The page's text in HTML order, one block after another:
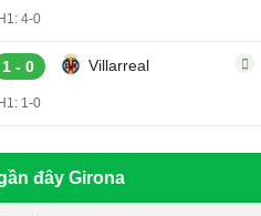
H1: 4-0
1 - 0 Villarreal
H1: 1-0
đây Girona